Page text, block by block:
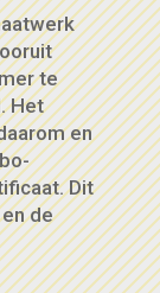
te
Het
en
Dit
de